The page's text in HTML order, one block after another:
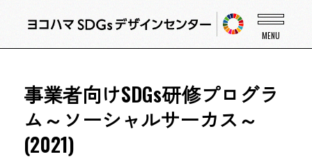
事業者向けSDGs研修プログラ
ム～ソーシャルサーカス～
(2021)